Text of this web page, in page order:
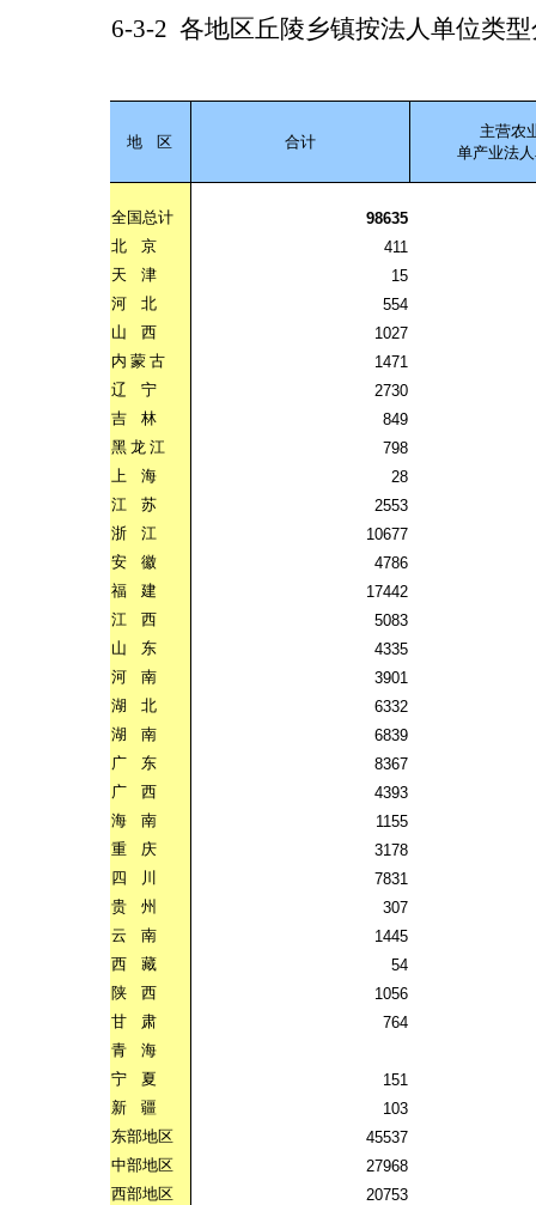
6-3-2 各地区丘陵乡镇按法人单位类
地 区 合计
主营农
单产业法
全国总计
98635
北
京
411
天
津
15
河
北
554
山
西
1027
内 蒙 古
1471
辽
宁
2730
吉
林
849
黑 龙 江
798
上
海
28
江
苏
2553
浙
江
10677
安
徽
4786
福
建
17442
江
西
5083
山
东
4335
河
南
3901
湖
北
6332
湖
南
6839
广
东
8367
广
西
4393
海
南
1155
重
庆
3178
四
川
7831
贵
州
307
云
南
1445
西
藏
54
陕
西
1056
甘
肃
764
青
海
宁
夏
151
新
疆
103
东部地区
45537
中部地区
27968
西部地区
20753